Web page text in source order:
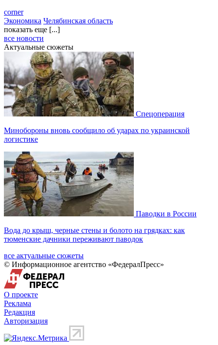
corner
Экономика Челябинская область
показать еще [...]
все новости
Актуальные сюжеты
Спецоперация
Минобороны вновь сообщило об ударах по украинской
логистике
Паводки в России
Вода до крыш, черные стены и болото на грядках: как
тюменские дачники переживают паводок
все актуальные сюжеты
© Информационное агентство «ФедералПресс»
О проекте
Реклама
Редакция
Авторизация